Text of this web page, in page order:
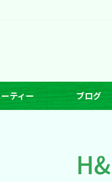
ティー ブログ